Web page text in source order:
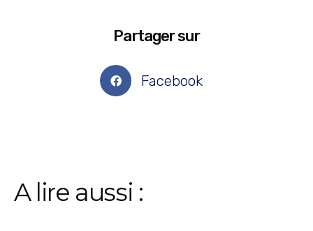
Partager sur
Facebook
A lire aussi :